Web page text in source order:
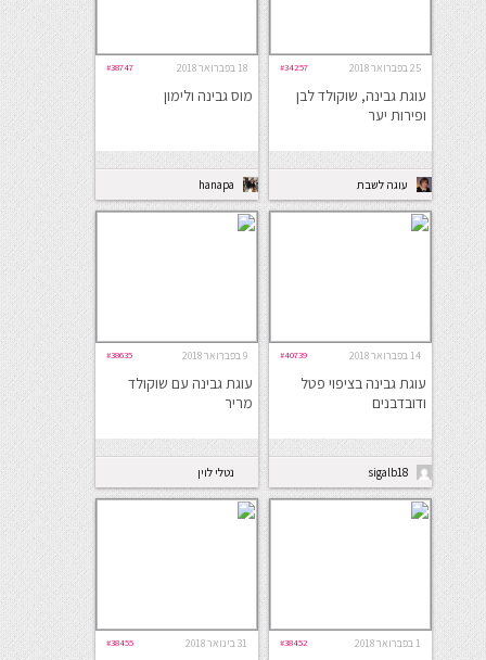
25 בפברואר 2018 #34257
עוגת גבינה, שוקולד לבן
ופירות יער
עוגה לשבת
18 בפברואר 2018 #38747
מוס גבינה ולימון
hanapa
14 בפברואר 2018 #40739
עוגת גבינה בציפוי פטל
ודובדבנים
sigalb18
9 בפברואר 2018 #38635
עוגת גבינה עם שוקולד
מריר
נטלי לוין
1 בפברואר 2018 #38452 31 בינואר 2018 #38455